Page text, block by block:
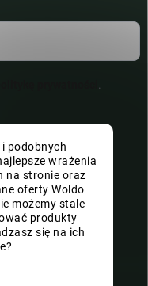
podobnych
wrażenia
na stronie oraz
oferty Woldo
możemy stale
produkty
się na ich